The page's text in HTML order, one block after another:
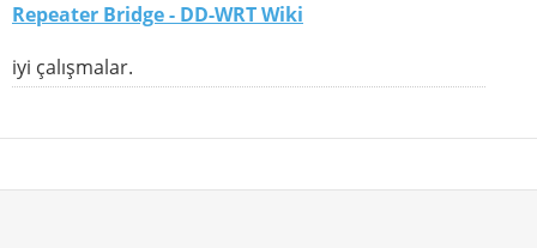
Repeater Bridge - DD-WRT Wiki
iyi çalışmalar.